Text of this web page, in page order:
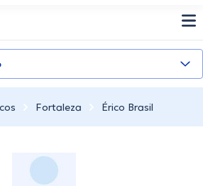
Fortaleza Érico Brasil